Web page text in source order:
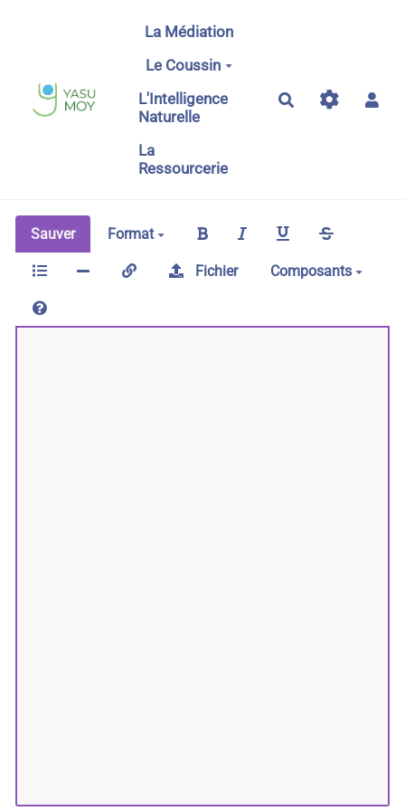
Aller au contenu principal
La Médiation
Le Coussin
L'Intelligence
Naturelle
La
Ressourcerie
Rechercher
Sauver Format
Fichier Composants